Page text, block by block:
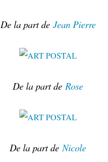
De la part de Jean Pierre
De la part de Rose
De la part deNicole